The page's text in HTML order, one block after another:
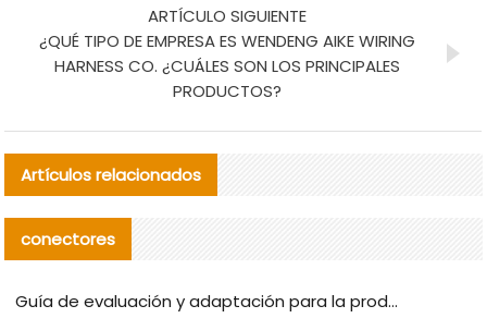
ARTÍCULO SIGUIENTE
¿QUÉ TIPO DE EMPRESA ES WENDENG AIKE WIRING
HARNESS CO. ¿CUÁLES SON LOS PRINCIPALES
PRODUCTOS?
Artículos relacionados
conectores
Guía de evaluación y adaptación para la producción en serie de componentes de cables nacionales para CNC Tech